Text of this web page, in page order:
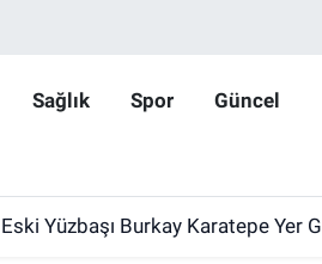
Sağlık Spor Güncel
Yüzbaşı Burkay Karatepe Yer